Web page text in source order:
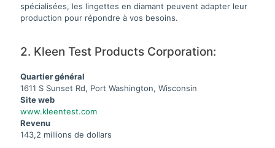
spécialisées, les lingettes en diamant peuvent adapter leur
production pour répondre à vos besoins.
2. Kleen Test Products Corporation:
Quartier général
1611 S Sunset Rd, Port Washington, Wisconsin
Site web
www.kleentest.com
Revenu
143,2 millions de dollars